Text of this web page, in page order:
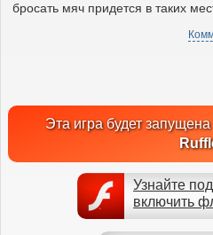
бросать мяч придется в таких
Эта игра будет
Узнайте
включить